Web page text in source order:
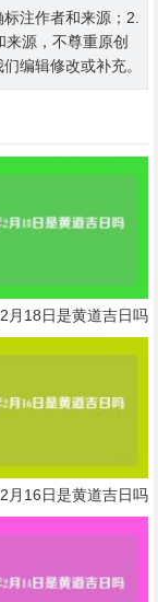
注作者和来源；2.
源，不尊重原创
编辑修改或补充。
月18日是黄道吉日吗
月16日是黄道吉日吗